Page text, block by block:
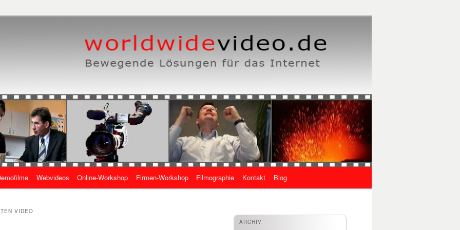
Videos
Webvideos Online-Workshop Firmen-Workshop Filmographie Kontakt Blog
VIDEO
ARCHIV